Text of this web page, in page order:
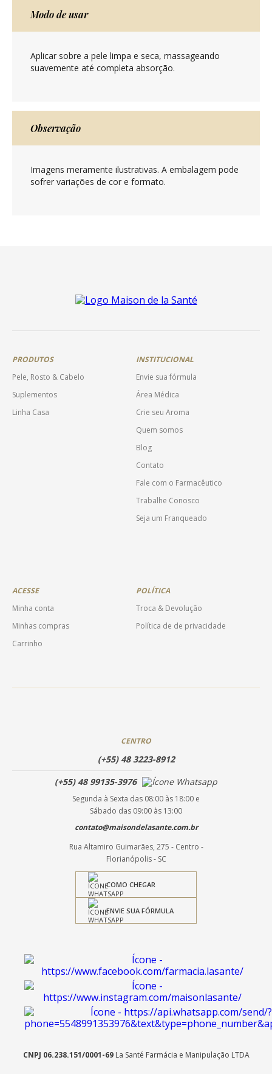
Modo de usar
Aplicar sobre a pele limpa e seca, massageando
suavemente até completa absorção.
Observação
Imagens meramente ilustrativas. A embalagem pode
sofrer variações de cor e formato.
PRODUTOS
Pele, Rosto & Cabelo
Suplementos
Linha Casa
INSTITUCIONAL
Envie sua fórmula
Área Médica
Crie seu Aroma
Quem somos
Blog
Contato
Fale com o Farmacêutico
Trabalhe Conosco
Seja um Franqueado
ACESSE
Minha conta
Minhas compras
Carrinho
POLÍTICA
Troca & Devolução
Política de de privacidade
CENTRO
(+55) 48 3223-8912
(+55) 48 99135-3976
Segunda à Sexta das 08:00 às 18:00 e
Sábado das 09:00 às 13:00
contato@maisondelasante.com.br
Rua Altamiro Guimarães, 275 - Centro -
Florianópolis - SC
COMO CHEGAR
ENVIE SUA FÓRMULA
CNPJ 06.238.151/0001-69La Santé Farmácia e Manipulação LTDA